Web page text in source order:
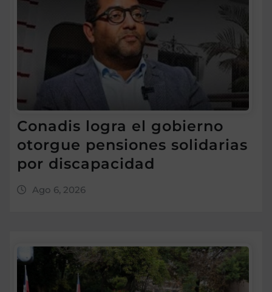
Conadis logra el gobierno
otorgue pensiones solidarias
por discapacidad
Ago 6, 2026